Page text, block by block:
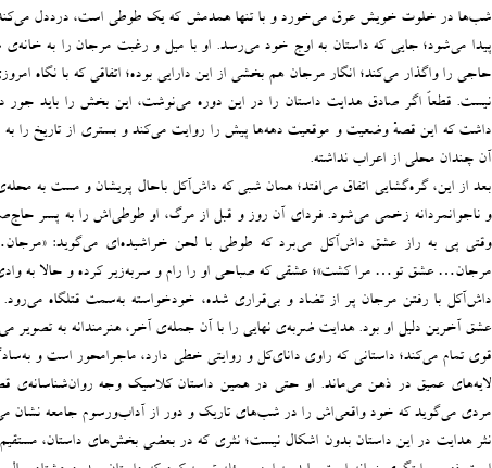
شب‌ها در خلوت خویش عرق می‌خورد و با تنها همدمش که یک طوطی است، درددل
پیدا می‌شود؛ جایی که داستان به اوج خود می‌رسد. او با میل و رغبت مرجان را به
حاجی را واگذار می‌کند؛ انگار مرجان هم بخشی از این دارایی بوده؛ اتفاقی که با نگاه
نیست. قطعاً اگر صادق هدایت داستان را در این دوره می‌نوشت، این بخش را باید جور
داشت که این قصهْ وضعیت و موقعیت دهه‌ها پیش را روایت می‌کند و بستری از تاریخ را
آن چندان محلی از اعراب نداشته.
بعد از این، گره‌گشایی اتفاق می‌افتد؛ همان شبی که داش‌آکل باحال پریشان و مست به
و ناجوانمردانه زخمی می‌شود. فردای آن روز و قبل از مرگ، او طوطی‌اش را به پسر
وقتی پی به راز عشق داش‌آکل می‌برد که طوطی با لحن خراشیده‌ای می‌گوید:
مرجان… عشق تو… مرا کشت»؛ عشقی که صباحی او را رام و سربه‌زیر کرده و حالا به
داش‌آکل با رفتن مرجان پر از تضاد و بی‌قراری شده، خودخواسته به‌سمت قتلگاه می‌رود.
عشق آخرین دلیل او بود. هدایت ضربه‌ی نهایی را با آن جمله‌ی آخر، هنرمندانه به تصویر
قوی تمام می‌کند؛ داستانی که راوی دانای‌کل و روایتی خطی دارد، ماجرامحور است و
لایه‌های عمیق در ذهن می‌ماند. او حتی در همین داستان کلاسیک وجه روان‌شناسانه‌ی
مردی می‌گوید که خود واقعی‌اش را در شب‌های تاریک و دور از آداب‌ورسوم جامعه نشان
نثر هدایت در این داستان بدون اشکال نیست؛ نثری که در بعضی بخش‌های داستان،